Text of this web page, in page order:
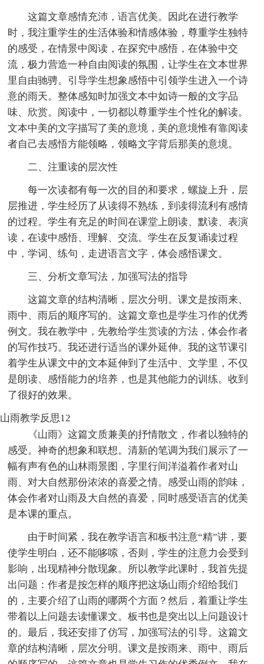
这篇文章感情充沛，语言优美。因此在进行教学
时，我注重学生的生活体验和情感体验，尊重学生独特
的感受，在情景中阅读，在探究中感悟，在体验中交
流，极力营造一种自由阅读的氛围，让学生在文本世界
里自由驰骋。引导学生想象感悟中引领学生进入一个诗
意的雨天。整体感知时加强文本中如诗一般的文字品
味、欣赏。阅读中，一切都以尊重学生个性化的解读。
文本中美的文字描写了美的意境，美的意境惟有靠阅读
者自己去感悟方能领略，领略文字背后那美的意境。
二、注重读的层次性
每一次读都有每一次的目的和要求，螺旋上升，层
层推进，学生经历了从读得不熟练，到读得流利有感情
的过程。学生有充足的时间在课堂上朗读、默读、表演
读，在读中感悟、理解、交流。学生在反复诵读过程
中，学词、练句，走进语言文字，体会感悟课文。
三、分析文章写法，加强写法的指导
这篇文章的结构清晰，层次分明。课文是按雨来、
雨中、雨后的顺序写的。这篇文章也是学生习作的优秀
例文。我在教学中，先教给学生赏读的方法，体会作者
的写作技巧。我还进行适当的课外延伸。我的这节课引
着学生从课文中的文本延伸到了生活中、文学里，不仅
是朗读、感悟能力的培养，也是其他能力的训练。收到
了很好的效果。
山雨教学反思12
《山雨》这篇文质兼美的抒情散文，作者以独特的
感受。神奇的想象和联想。清新的笔调为我们展示了一
幅有声有色的山林雨景图，字里行间洋溢着作者对山
雨、对大自然那份浓浓的喜爱之情。感受山雨的韵味，
体会作者对山雨及大自然的喜爱，同时感受语言的优美
是本课的重点。
由于时间紧，我在教学语言和板书注意“精”讲，要
使学生明白，还不能哆嗦，否则，学生的注意力会受到
影响，出现精神分散现象。所以教学此课时，我首先提
出问题：作者是按怎样的顺序把这场山雨介绍给我们
的，主要介绍了山雨的哪两个方面？然后，着重让学生
带着以上问题去读懂课文。板书也是突出以上问题设计
的。最后，我还安排了仿写，加强写法的引导。这篇文
章的结构清晰，层次分明。课文是按雨来、雨中、雨后